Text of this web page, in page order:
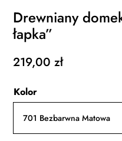
Drewniany
łapka”
219,00zł
Kolor